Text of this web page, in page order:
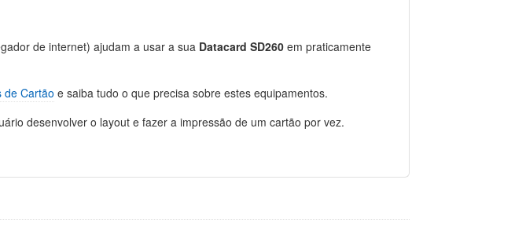
de internet) ajudam a usar a sua Datacard SD260 em praticamente
de Cartão e saiba tudo o que precisa sobre estes equipamentos.
desenvolver o layout e fazer a impressão de um cartão por vez.